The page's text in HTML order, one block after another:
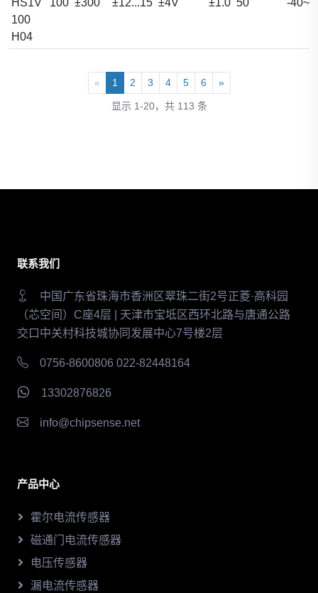
HS1V
100
H04
100 ±300 ±12...15 ±4V ±1.0 50 -
« 1 2 3 4 5 6 »
显示 1-20，共 113 条
联系我们
中国广东省珠海市香洲区翠珠二街2号正菱·高科园
（芯空间）C座4层 | 天津市宝坻区西环北路与唐通公路
交口中关村科技城协同发展中心7号楼2层
0756-8600806 022-82448164
13302876826
info@chipsense.net
产品中心
霍尔电流传感器
磁通门电流传感器
电压传感器
漏电流传感器